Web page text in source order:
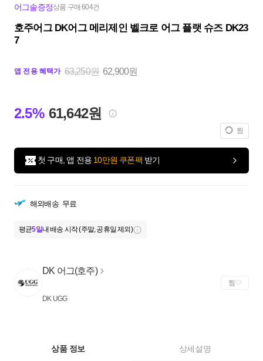
어그솔증정상품 구매 604건
호주어그 DK어그 메리제인 벨크로 어그 플랫 슈즈 DK23
7
앱 전용 혜택가 63,250원 62,900원
2.5% 61,642원
찜
첫 구매, 앱 전용 10만원 쿠폰팩 받기
해외배송 무료
평균5일내 배송 시작 (주말, 공휴일 제외)
DK 어그(호주)
DK UGG
찜
상품 정보 상세설명